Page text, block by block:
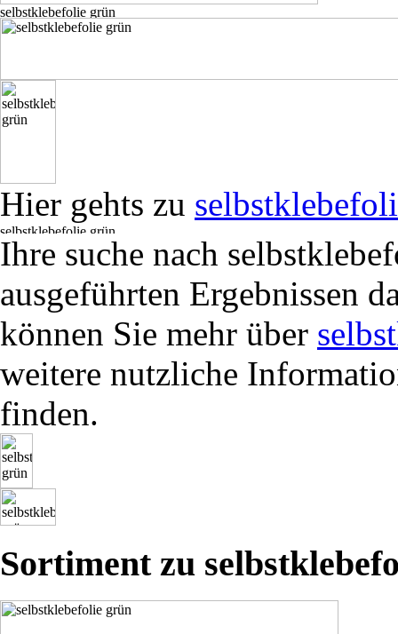
Hier gehts zu
Ihre suche nach
ausgeführten Ergebnissen
können Sie mehr über
weitere nutzliche
finden.
Sortiment zu